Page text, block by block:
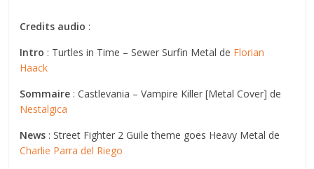
Credits audio :
Intro : Turtles in Time – Sewer Surfin Metal de Florian
Haack
Sommaire : Castlevania – Vampire Killer [Metal Cover] de
Nestalgica
News : Street Fighter 2 Guile theme goes Heavy Metal de
Charlie Parra del Riego